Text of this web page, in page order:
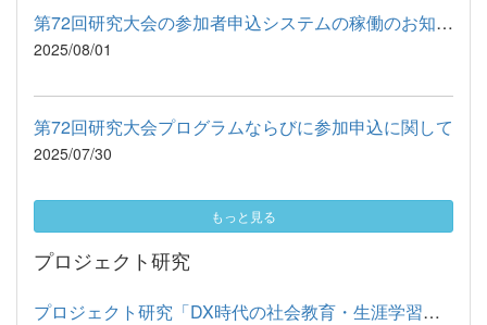
第72回研究大会の参加者申込システムの稼働のお知らせ
2025/08/01
第72回研究大会プログラムならびに参加申込に関して
2025/07/30
もっと見る
プロジェクト研究
プロジェクト研究「DX時代の社会教育・生涯学習の課題」公開研究...